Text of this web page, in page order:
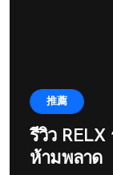
推薦
รีวิว
ห้ามพลาด